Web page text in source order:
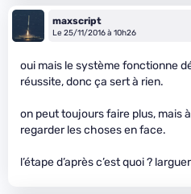
maxscript
Le 25/11/2016 à 10h26
oui mais le système fonctionne
réussite, donc ça sert à rien.
on peut toujours faire plus, mais
regarder les choses en face.
l’étape d’après c’est quoi ?